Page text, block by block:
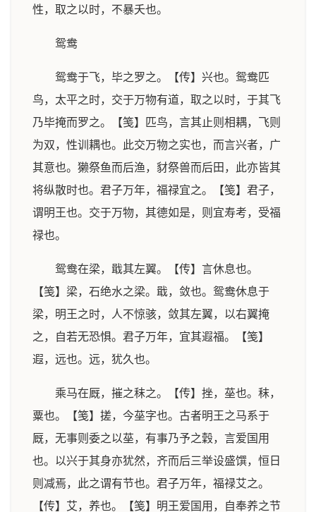
性，取之以时，不暴夭也。
鸳鸯
鸳鸯于飞，毕之罗之。【传】兴也。鸳鸯匹
鸟，太平之时，交于万物有道，取之以时，于其飞
乃毕掩而罗之。【笺】匹鸟，言其止则相耦，飞则
为双，性训耦也。此交万物之实也，而言兴者，广
其意也。獭祭鱼而后渔，豺祭兽而后田，此亦皆其
将纵散时也。君子万年，福禄宜之。【笺】君子，
谓明王也。交于万物，其德如是，则宜寿考，受福
禄也。
鸳鸯在梁，戢其左翼。【传】言休息也。
【笺】梁，石绝水之梁。戢，敛也。鸳鸯休息于
梁，明王之时，人不惊骇，敛其左翼，以右翼掩
之，自若无恐惧。君子万年，宜其遐福。【笺】
遐，远也。远，犹久也。
乘马在厩，摧之秣之。【传】挫，莝也。秣，
粟也。【笺】搓，今莝字也。古者明王之马系于
厩，无事则委之以莝，有事乃予之穀，言爱国用
也。以兴于其身亦犹然，齐而后三举设盛馔，恒日
则减焉，此之谓有节也。君子万年，福禄艾之。
【传】艾，养也。【笺】明王爱国用，自奉养之节